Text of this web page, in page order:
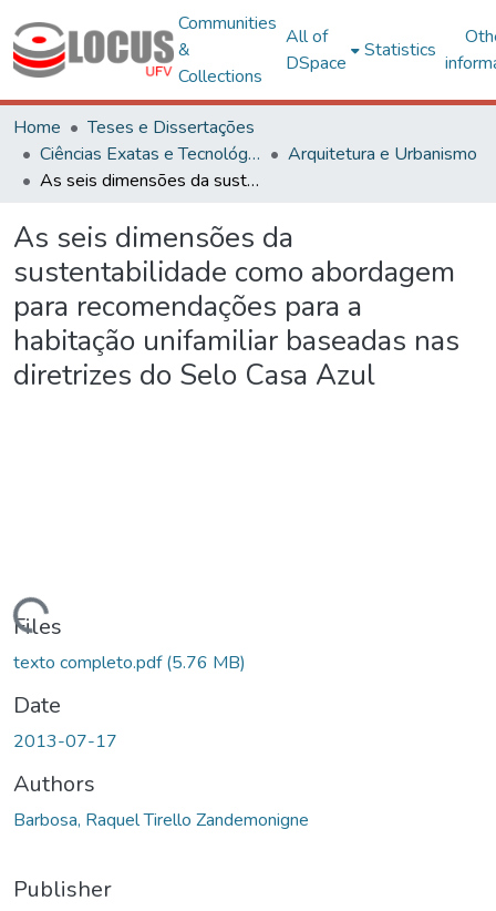
Communities
&
Collections
All of
DSpace
Statistics
Home
Teses e Dissertações
Ciências Exatas e Tecnológicas
Arquitetura e Urbanismo
As seis dimensões da sustentabilidade como abordagem para recomendações para a habitação unifamiliar baseadas nas diretrizes do Selo Casa Azul
As seis dimensões da
sustentabilidade como abordagem
para recomendações para a
habitação unifamiliar baseadas nas
diretrizes do Selo Casa Azul
Files
texto completo.pdf(5.76 MB)
Date
2013-07-17
Authors
Barbosa, Raquel Tirello Zandemonigne
Publisher